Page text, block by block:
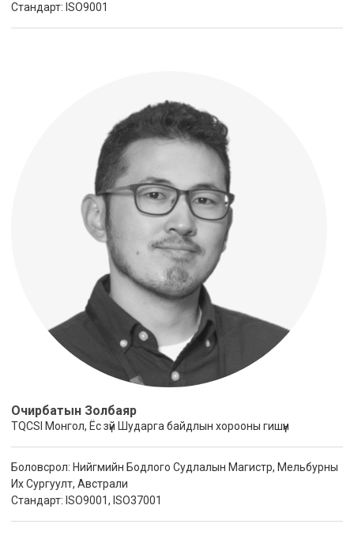
Стандарт: ISO9001
Очирбатын Золбаяр
TQCSI Монгол, Ёс зүй Шударга байдлын хорооны гишүүн
Боловсрол: Нийгмийн Бодлого Судлалын Магистр, Мельбурны
Их Сургуулт, Австрали
Стандарт: ISO9001, ISO37001